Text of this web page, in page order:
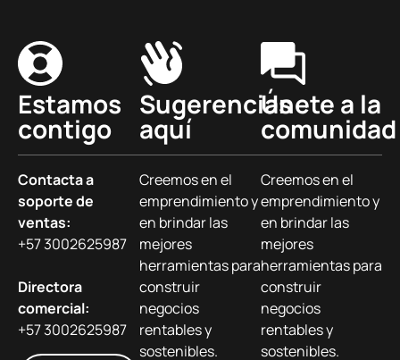
Estamos
contigo
Contacta a
soporte de
ventas:
+57 3002625987
Directora
comercial:
+57 3002625987
Sugerencias
aquí
Creemos en el
emprendimiento y
en brindar las
mejores
herramientas para
construir
negocios
rentables y
sostenibles.
Únete a la
comunidad
Creemos en el
emprendimiento y
en brindar las
mejores
herramientas para
construir
negocios
rentables y
sostenibles.